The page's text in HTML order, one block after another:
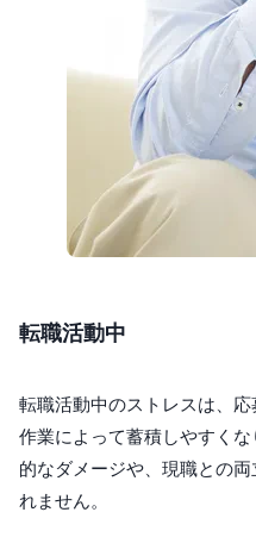
転職活動中
転職活動中のストレスは、
作業によって蓄積しやすく
的なダメージや、現職との
れません。